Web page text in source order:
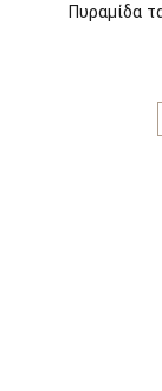
Πυραμίδα